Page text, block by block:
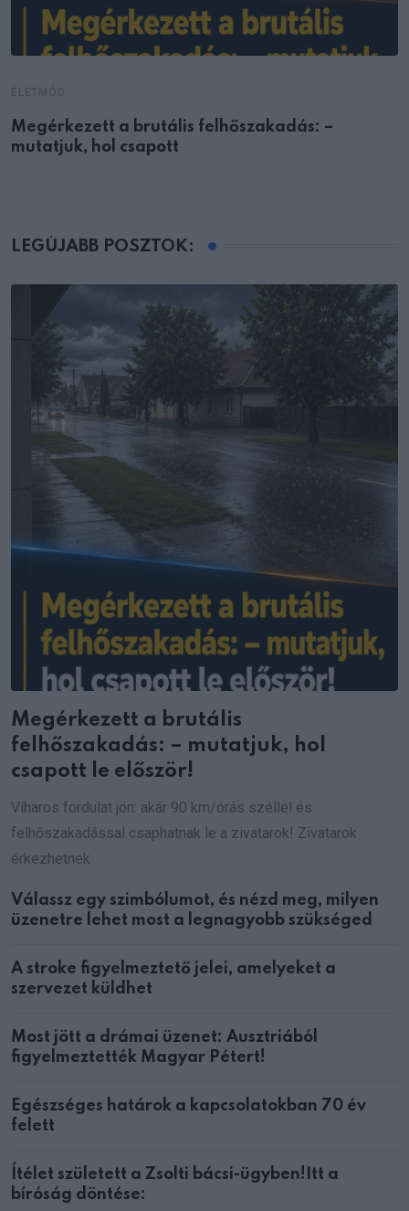
Megérkezett a brutális felhőszakadás: –
mutatjuk, hol csapott
LEGÚJABB POSZTOK:
Megérkezett a brutális
felhőszakadás: – mutatjuk, hol
csapott le először!
Viharos fordulat jön: akár 90 km/órás széllel és
felhőszakadással csaphatnak le a zivatarok! Zivatarok
érkezhetnek
Válassz egy szimbólumot, és nézd meg, milyen
üzenetre lehet most a legnagyobb szükséged
A stroke figyelmeztető jelei, amelyeket a
szervezet küldhet
Most jött a drámai üzenet: Ausztriából
figyelmeztették Magyar Pétert!
Egészséges határok a kapcsolatokban 70 év
felett
Ítélet született a Zsolti bácsi-ügyben!Itt a
bíróság döntése: